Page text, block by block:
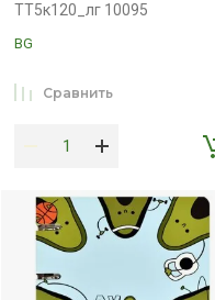
ТТ5к120_лг 10095
BG
Сравнить